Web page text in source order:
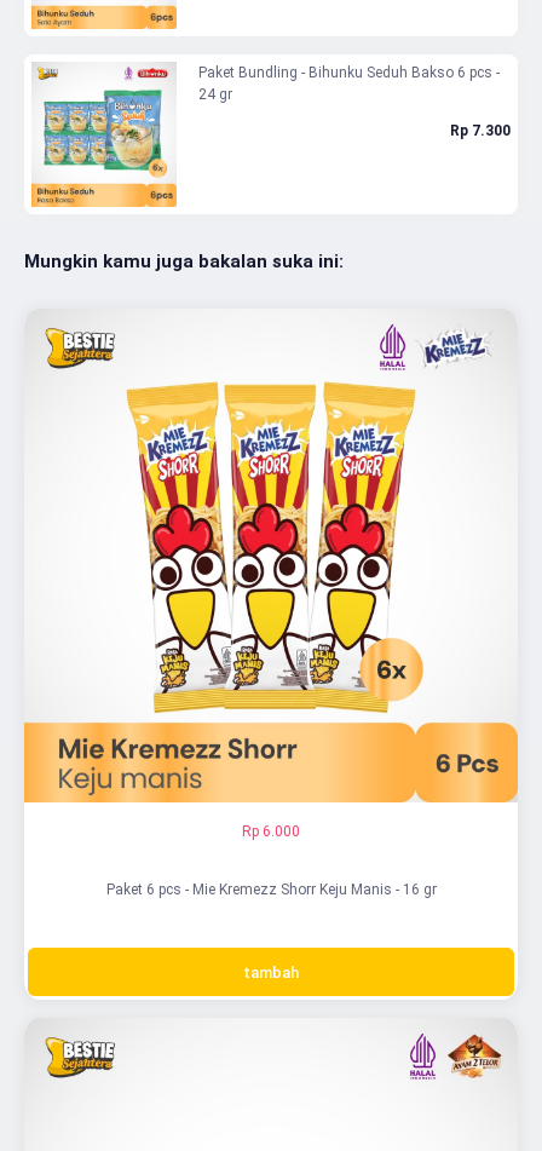
Paket Bundling - Bihunku Seduh Bakso 6 pcs -
24 gr
Rp 7.300
Mungkin kamu juga bakalan suka ini:
Rp 6.000
Paket 6 pcs - Mie Kremezz Shorr Keju Manis - 16 gr
tambah